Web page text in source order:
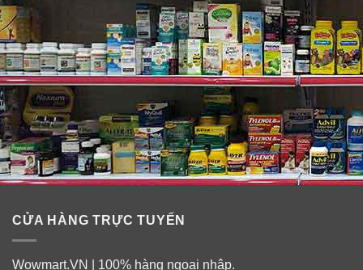
CỬA HÀNG TRỰC TUYẾN
Wowmart.VN | 100% hàng ngoại nhập.